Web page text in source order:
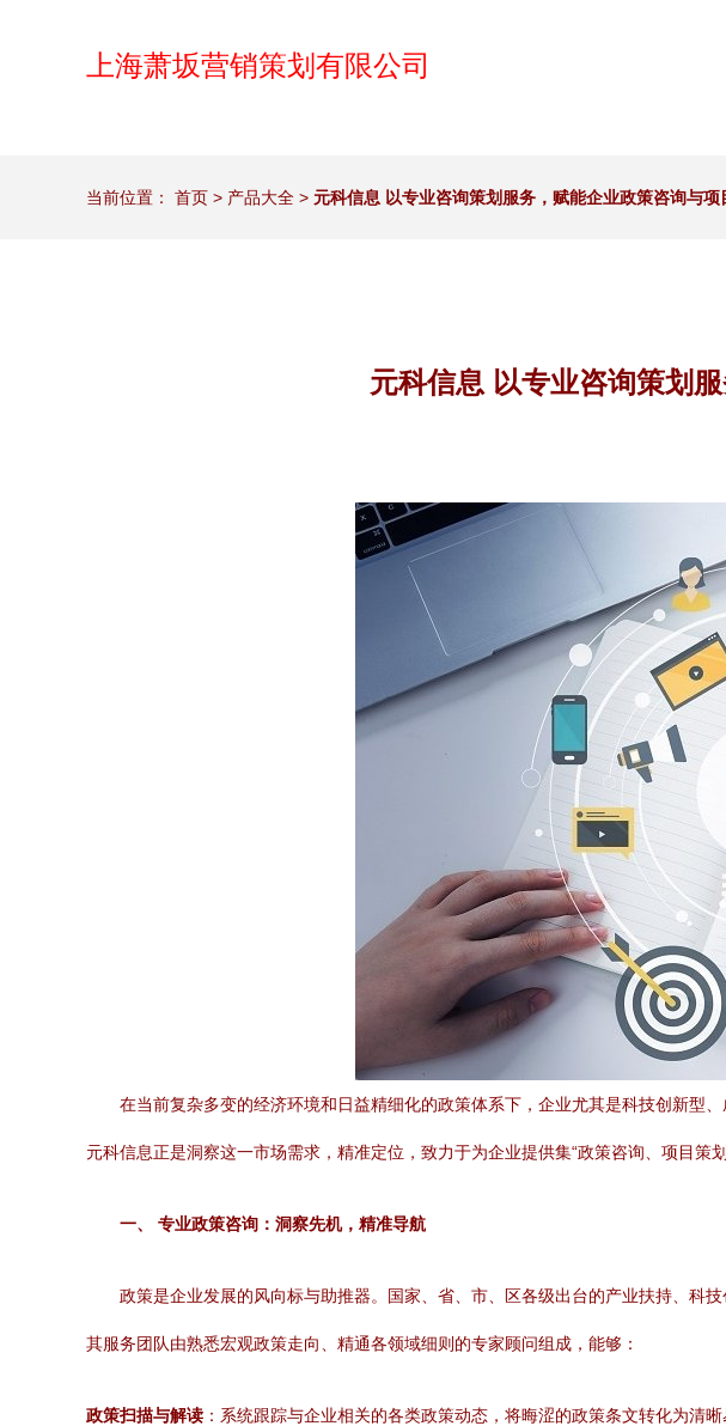
上海萧坂营销策划有限公司
当前位置： 首页 > 产品大全 > 元科信息 以专业咨询策划服务，赋能企业政策咨询与项
元科信息 以专业咨询策划
在当前复杂多变的经济环境和日益精细化的政策体系下，企业尤其是科技创新型
元科信息正是洞察这一市场需求，精准定位，致力于为企业提供集“政策咨询、项目
一、 专业政策咨询：洞察先机，精准导航
政策是企业发展的风向标与助推器。国家、省、市、区各级出台的产业扶持、科
其服务团队由熟悉宏观政策走向、精通各领域细则的专家顾问组成，能够：
政策扫描与解读 ：系统跟踪与企业相关的各类政策动态，将晦涩的政策条文转化为清